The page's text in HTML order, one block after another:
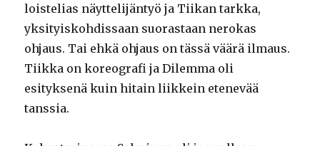
loistelias näyttelijäntyö ja Tiikan tarkka,
yksityiskohdissaan suorastaan nerokas
ohjaus. Tai ehkä ohjaus on tässä väärä ilmaus.
Tiikka on koreografi ja Dilemma oli
esityksenä kuin hitain liikkein etenevää
tanssia.